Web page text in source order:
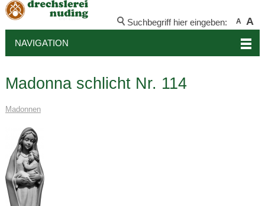
A A
Suchbegriff hier eingeben:
NAVIGATION
Madonna schlicht Nr. 114
Madonnen